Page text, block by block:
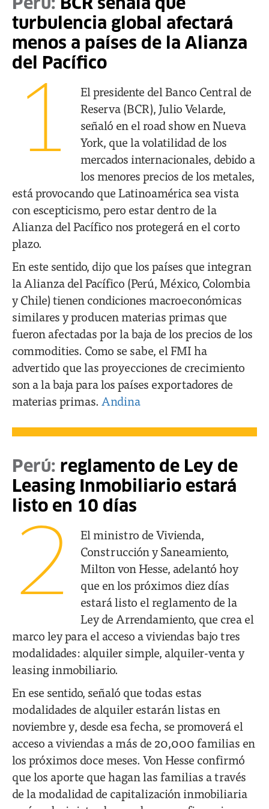
Perú: BCR señala que
turbulencia global afectará
menos a países de la Alianza
del Pacífico
1
El presidente del Banco Central de
Reserva (BCR), Julio Velarde,
señaló en el road show en Nueva
York, que la volatilidad de los
mercados internacionales, debido a
los menores precios de los metales,
está provocando que Latinoamérica sea vista
con escepticismo, pero estar dentro de la
Alianza del Pacífico nos protegerá en el corto
plazo.
En este sentido, dijo que los países que integran
la Alianza del Pacífico (Perú, México, Colombia
y Chile) tienen condiciones macroeconómicas
similares y producen materias primas que
fueron afectadas por la baja de los precios de los
commodities. Como se sabe, el FMI ha
advertido que las proyecciones de crecimiento
son a la baja para los países exportadores de
materias primas. Andina
Perú: reglamento de Ley de
Leasing Inmobiliario estará
listo en 10 días
2
El ministro de Vivienda,
Construcción y Saneamiento,
Milton von Hesse, adelantó hoy
que en los próximos diez días
estará listo el reglamento de la
Ley de Arrendamiento, que crea el
marco ley para el acceso a viviendas bajo tres
modalidades: alquiler simple, alquiler-venta y
leasing inmobiliario.
En ese sentido, señaló que todas estas
modalidades de alquiler estarán listas en
noviembre y, desde esa fecha, se promoverá el
acceso a viviendas a más de 20,000 familias en
los próximos doce meses. Von Hesse confirmó
que los aporte que hagan las familias a través
de la modalidad de capitalización inmobiliaria